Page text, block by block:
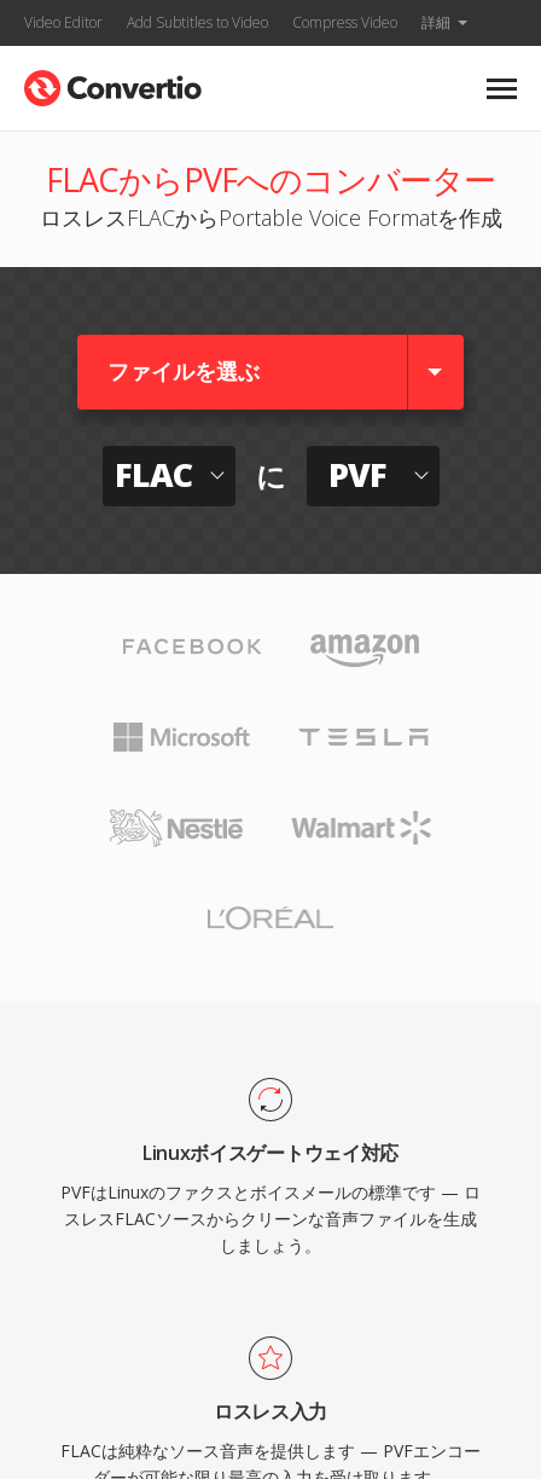
Video Editor Add Subtitles to Video Compress Video 詳細
FLACからPVFへのコンバーター
ロスレスFLACからPortable Voice Formatを作成
ファイルを選ぶ
FLAC に PVF
Linuxボイスゲートウェイ対応
PVFはLinuxのファクスとボイスメールの標準です — ロ
スレスFLACソースからクリーンな音声ファイルを生成
しましょう。
ロスレス入力
FLACは純粋なソース音声を提供します — PVFエンコー